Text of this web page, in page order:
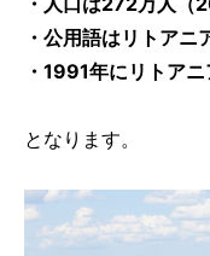
・公用語はリトアニ
・1991年にリトア
となります。